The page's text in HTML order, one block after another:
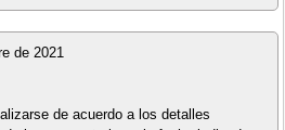
de 2021
de acuerdo a los detalles